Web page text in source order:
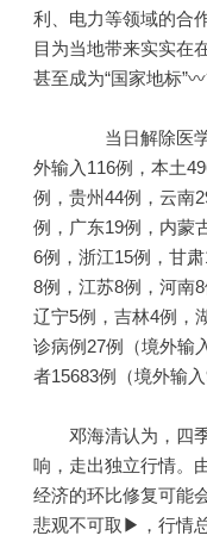
利、电力等领域的合
目为当地带来实实在
甚至成为“国家地标”
当日解除医学观
外输入116例，本土
例，贵州44例，云南
例，广东19例，内蒙
6例，浙江15例，甘
8例，江苏8例，河南
辽宁5例，吉林4例，
诊病例27例（境外输
者15683例（境外输入
邓海清认为，四季
响，走出独立行情。
经济的环比修复可能
悲观不可取▶，行情